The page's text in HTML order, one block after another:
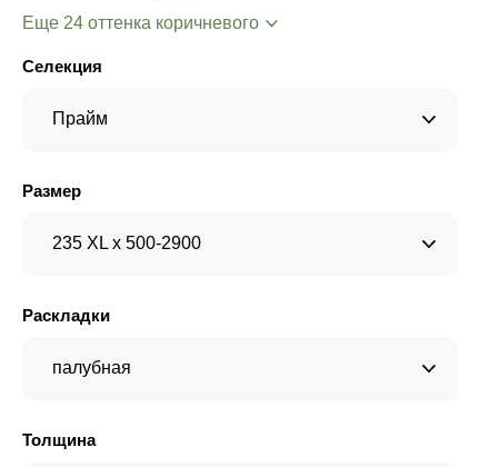
Еще 24 оттенка коричневого
Селекция
Прайм
Размер
235 XL x 500-2900
Раскладки
палубная
Толщина